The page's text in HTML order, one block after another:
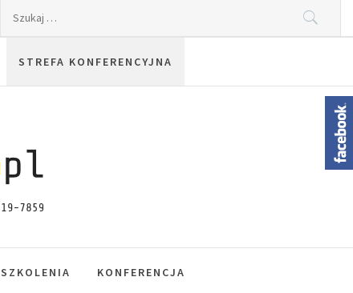
STREFA KONFERENCYJNA
SZKOLENIA KONFERENCJA